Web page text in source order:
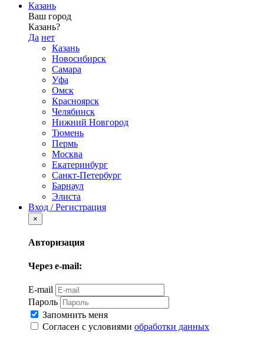
Казань
Ваш город
Казань?
Да нет
Казань
Новосибирск
Самара
Уфа
Омск
Красноярск
Челябинск
Нижний Новгород
Тюмень
Пермь
Москва
Екатеринбург
Санкт-Петербург
Барнаул
Элиста
Вход / Регистрация
×
Авторизация
Через e-mail:
E-mail
Пароль
Запомнить меня
Согласен с условиями обработки данных